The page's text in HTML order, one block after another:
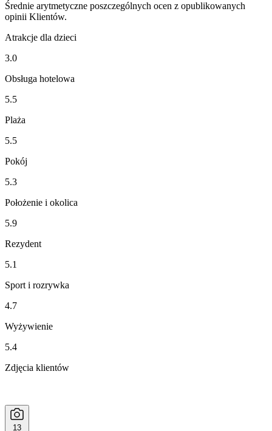
Średnie arytmetyczne poszczególnych ocen z opublikowanych
opinii Klientów.
Atrakcje dla dzieci
3.0
Obsługa hotelowa
5.5
Plaża
5.5
Pokój
5.3
Położenie i okolica
5.9
Rezydent
5.1
Sport i rozrywka
4.7
Wyżywienie
5.4
Zdjęcia klientów
13